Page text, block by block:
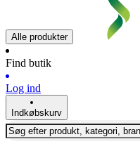
Alle produkter
Find butik
Log ind
Indkøbskurv